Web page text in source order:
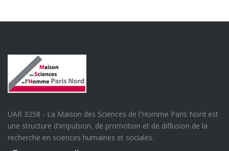
UAR 3258 - La Maison des Sciences de l'Homme Paris Nord est
une structure d'impulsion, de promotion et de diffusion de la
recherche en sciences humaines et sociales.